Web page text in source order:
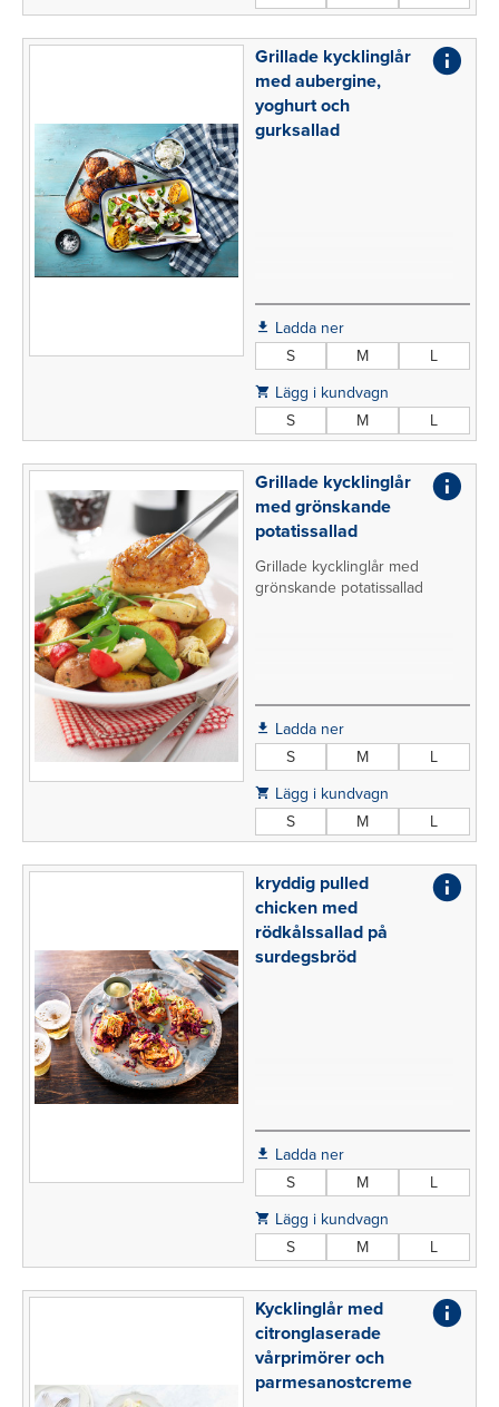
Grillade kycklinglår
med aubergine,
yoghurt och
gurksallad
Ladda ner
S
M
L
Lägg i kundvagn
S
M L
Grillade kycklinglår
med grönskande
potatissallad
Grillade kycklinglår med
grönskande potatissallad
Ladda ner
S
M
L
Lägg i kundvagn
S
M L
kryddig pulled
chicken med
rödkålssallad på
surdegsbröd
Ladda ner
S
M
L
Lägg i kundvagn
S
M L
Kycklinglår med
citronglaserade
vårprimörer och
parmesanostcreme